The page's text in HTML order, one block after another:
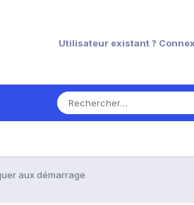
Utilisateur existant ?
aux démarrage